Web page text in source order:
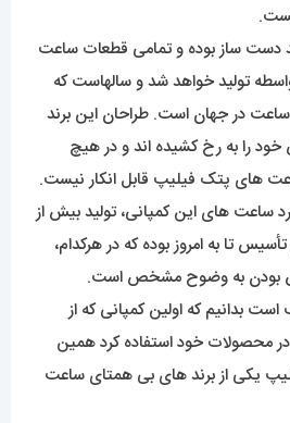
دست ساز بوده و تمامی قطعات ساعت
تولید خواهد شد و سالهاست که
در جهان است. طراحان این برند
را به رخ کشیده اند و در هیچ
های پتک فیلیپ قابل انکار نیست.
ساعت های این کمپانی، تولید بیش از
تأسیس تا به امروز بوده که در هرکدام،
بودن به وضوح مشخص است.
بدانیم که اولین کمپانی که از
محصولات خود استفاده کرد همین
یکی از برند های بی همتای ساعت